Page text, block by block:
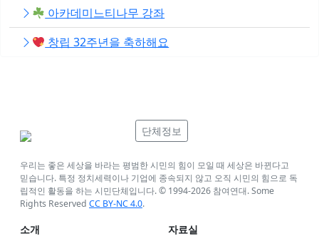
아카데미느티나무 강좌
창립 32주년을 축하해요
단체정보
우리는 좋은 세상을 바라는 평범한 시민의 힘이 모일 때 세상은 바뀐다고
믿습니다. 특정 정치세력이나 기업에 종속되지 않고 오직 시민의 힘으로 독
립적인 활동을 하는 시민단체입니다. © 1994-2026 참여연대. Some
Rights Reserved CC BY-NC 4.0.
소개 자료실